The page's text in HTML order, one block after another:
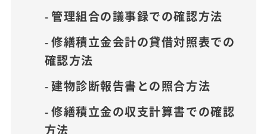
管理組合の議事録での確認方法
修繕積立金会計の貸借対照表での
確認方法
建物診断報告書との照合方法
修繕積立金の収支計算書での確認
方法